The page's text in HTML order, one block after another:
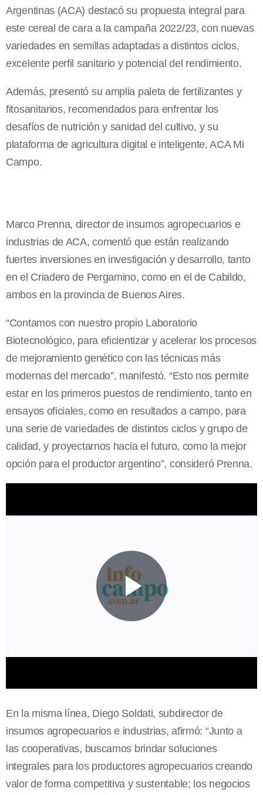
Argentinas (ACA) destacó su propuesta integral para
este cereal de cara a la campaña 2022/23, con nuevas
variedades en semillas adaptadas a distintos ciclos,
excelente perfil sanitario y potencial del rendimiento.
Además, presentó su amplia paleta de fertilizantes y
fitosanitarios, recomendados para enfrentar los
desafíos de nutrición y sanidad del cultivo, y su
plataforma de agricultura digital e inteligente, ACA Mi
Campo.
Marco Prenna, director de insumos agropecuarios e
industrias de ACA, comentó que están realizando
fuertes inversiones en investigación y desarrollo, tanto
en el Criadero de Pergamino, como en el de Cabildo,
ambos en la provincia de Buenos Aires.
“Contamos con nuestro propio Laboratorio
Biotecnológico, para eficientizar y acelerar los procesos
de mejoramiento genético con las técnicas más
modernas del mercado”, manifestó. “Esto nos permite
estar en los primeros puestos de rendimiento, tanto en
ensayos oficiales, como en resultados a campo, para
una serie de variedades de distintos ciclos y grupo de
calidad, y proyectarnos hacia el futuro, como la mejor
opción para el productor argentino”, consideró Prenna.
En la misma línea, Diego Soldati, subdirector de
insumos agropecuarios e industrias, afirmó: “Junto a
las cooperativas, buscamos brindar soluciones
integrales para los productores agropecuarios creando
valor de forma competitiva y sustentable; los negocios